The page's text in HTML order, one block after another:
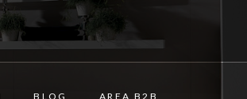
BLOG AREA B2B